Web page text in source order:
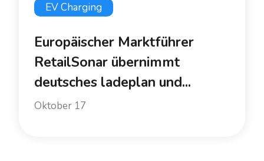
EV Charging
Europäischer Marktführer
RetailSonar übernimmt
deutsches ladeplan und...
Oktober 17